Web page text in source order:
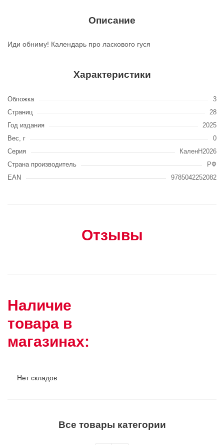
Описание
Иди обниму! Календарь про ласкового гуся
Характеристики
Обложка
3
Страниц
28
Год издания
2025
Вес, г
0
Серия
КаленН2026
Страна производитель
РФ
EAN
9785042252082
Отзывы
Наличие
товара в
магазинах:
Нет складов
Все товары категории